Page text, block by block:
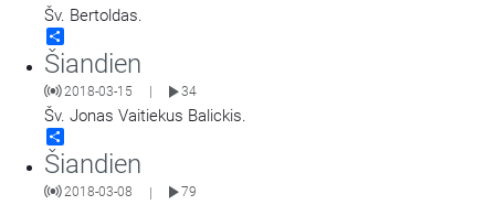
Šv. Bertoldas.
Šiandien
2018-03-15 34
Šv. Jonas Vaitiekus Balickis.
Šiandien
2018-03-08 | 79